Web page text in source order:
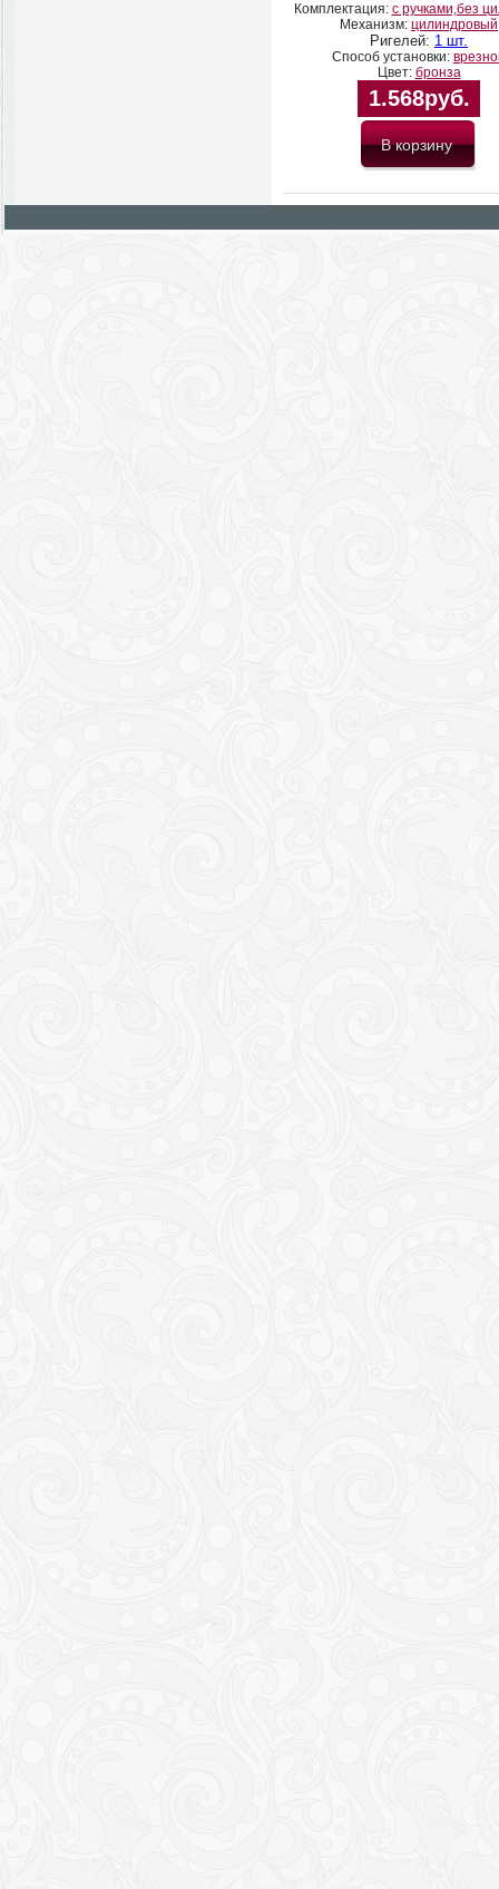
Комплектация: с ручками,без
Механизм: цилиндровый
Ригелей: 1 шт.
Способ установки:
Цвет: бронза
1.568руб.